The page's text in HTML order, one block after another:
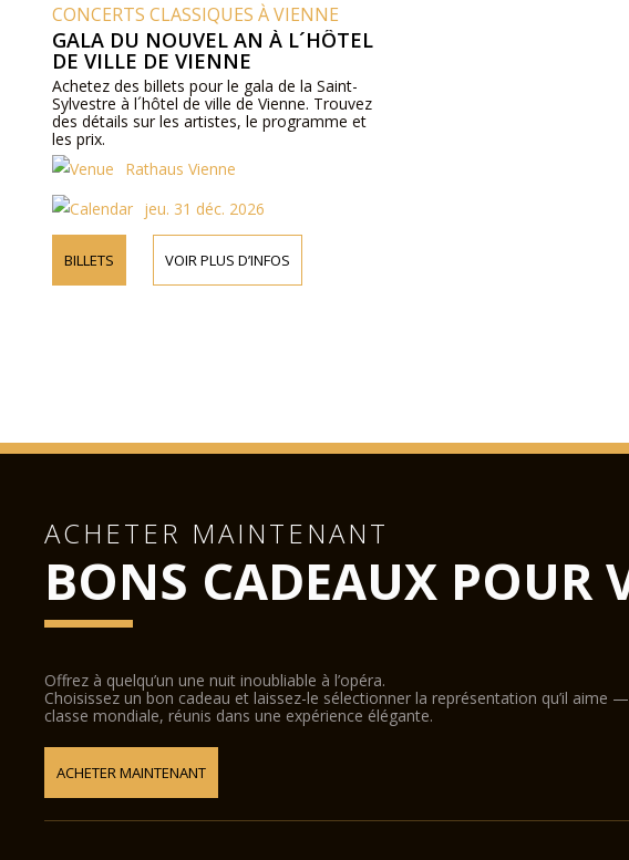
CONCERTS CLASSIQUES À VIENNE
GALA DU NOUVEL AN À L´HÔTEL
DE VILLE DE VIENNE
Achetez des billets pour le gala de la Saint-
Sylvestre à l´hôtel de ville de Vienne. Trouvez
des détails sur les artistes, le programme et
les prix.
Rathaus Vienne
jeu. 31 déc. 2026
BILLETS VOIR PLUS D’INFOS
ACHETER MAINTENANT
BONS CADEAUX POUR
Offrez à quelqu’un une nuit inoubliable à l’opéra.
Choisissez un bon cadeau et laissez-le sélectionner la représentation qu’il aime
classe mondiale, réunis dans une expérience élégante.
ACHETER MAINTENANT